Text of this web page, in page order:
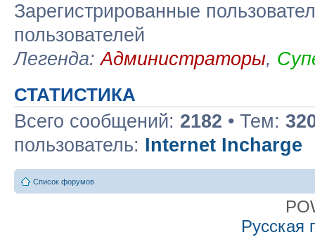
Зарегистрированные
пользователей
Легенда:Администраторы,
СТАТИСТИКА
Всего сообщений: 2182 • Тем:
пользователь: Internet Incharge
Список форумов
Русская